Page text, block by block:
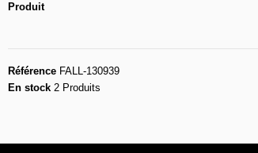
Produit
Référence FALL-130939
En stock 2 Produits